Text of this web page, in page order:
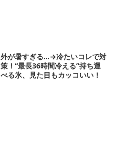
外が暑すぎる…→冷たいコレで対
策！“最長36時間冷える”持ち運
べる氷、見た目もカッコいい！